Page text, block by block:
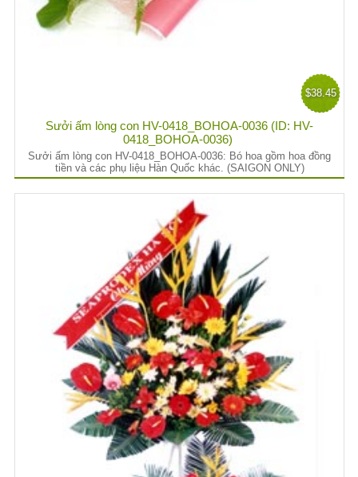
$38.45
Sưởi ấm lòng con HV-0418_BOHOA-0036 (ID: HV-
0418_BOHOA-0036)
Sưởi ấm lòng con HV-0418_BOHOA-0036: Bó hoa gồm hoa đồng
tiền và các phụ liệu Hàn Quốc khác. (SAIGON ONLY)